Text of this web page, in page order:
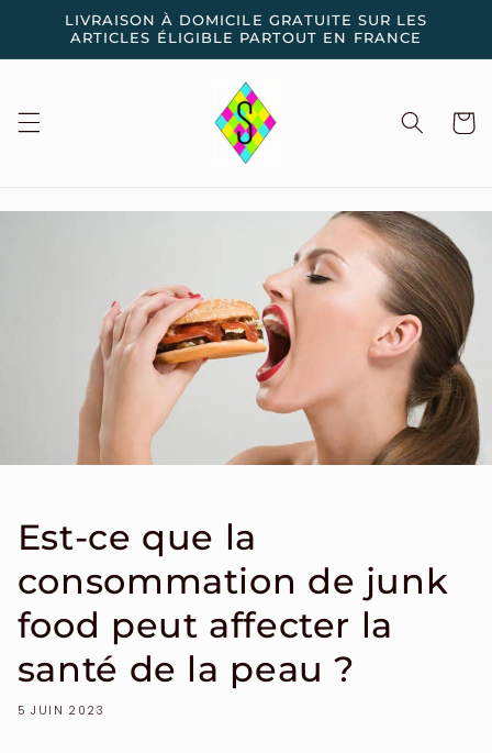
passer
contenu
LIVRAISON À DOMICILE GRATUITE SUR LES
ARTICLES ÉLIGIBLE PARTOUT EN FRANCE
Panier
Est-ce que la
consommation de junk
food peut affecter la
santé de la peau ?
5 JUIN 2023